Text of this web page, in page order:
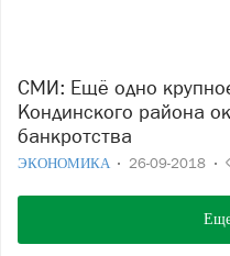
СМИ: Ещё одно крупное предприятие
Кондинского района
банкротства
ЭКОНОМИКА 26-09-2018